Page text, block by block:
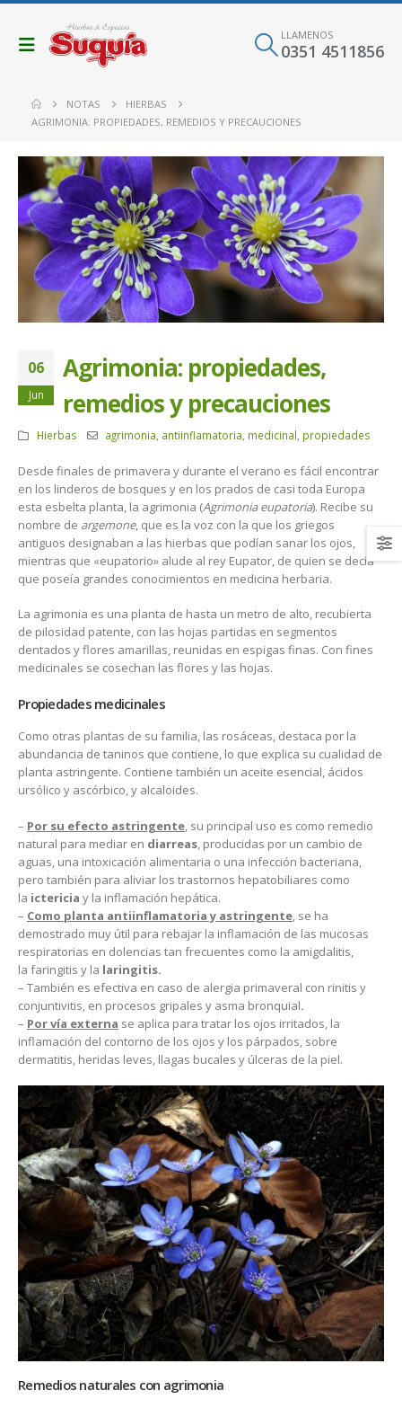
LLAMENOS
0351 4511856
NOTAS
HIERBAS
AGRIMONIA: PROPIEDADES, REMEDIOS Y PRECAUCIONES
06
Jun
Agrimonia: propiedades,
remedios y precauciones
Hierbas agrimonia antiinflamatoria medicinal propiedades
Desde finales de primavera y durante el verano es fácil encontrar
en los linderos de bosques y en los prados de casi toda Europa
esta esbelta planta, la agrimonia (Agrimonia eupatoria). Recibe su
nombre de argemone, que es la voz con la que los griegos
antiguos designaban a las hierbas que podían sanar los ojos,
mientras que «eupatorio» alude al rey Eupator, de quien se decía
que poseía grandes conocimientos en medicina herbaria.
La agrimonia es una planta de hasta un metro de alto, recubierta
de pilosidad patente, con las hojas partidas en segmentos
dentados y flores amarillas, reunidas en espigas finas. Con fines
medicinales se cosechan las flores y las hojas.
Propiedades medicinales
Como otras plantas de su familia, las rosáceas, destaca por la
abundancia de taninos que contiene, lo que explica su cualidad de
planta astringente. Contiene también un aceite esencial, ácidos
ursólico y ascórbico, y alcaloides.
– Por su efecto astringente, su principal uso es como remedio
natural para mediar en diarreas, producidas por un cambio de
aguas, una intoxicación alimentaria o una infección bacteriana,
pero también para aliviar los trastornos hepatobiliares como
la ictericia y la inflamación hepática.
– Como planta antiinflamatoria y astringente, se ha
demostrado muy útil para rebajar la inflamación de las mucosas
respiratorias en dolencias tan frecuentes como la amigdalitis,
la faringitis y la laringitis.
– También es efectiva en caso de alergia primaveral con rinitis y
conjuntivitis, en procesos gripales y asma bronquial.
– Por vía externa se aplica para tratar los ojos irritados, la
inflamación del contorno de los ojos y los párpados, sobre
dermatitis, heridas leves, llagas bucales y úlceras de la piel.
Remedios naturales con agrimonia